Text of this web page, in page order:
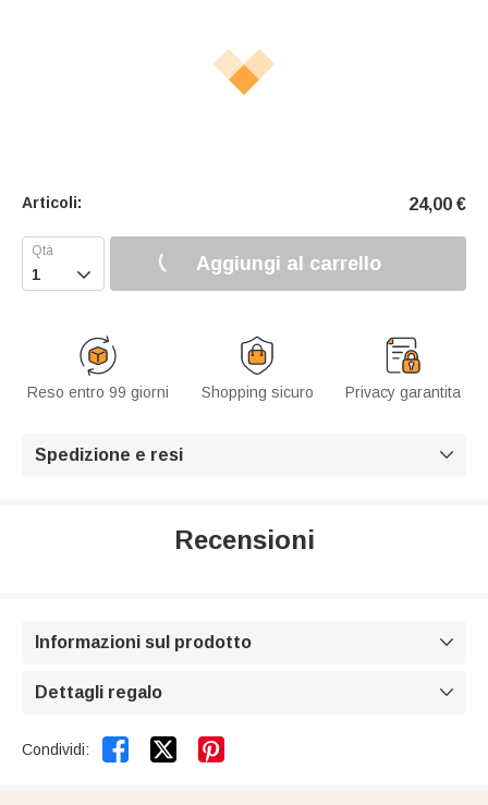
Articoli: 24,00 €
 Aggiungi al carrello
Reso entro 99 giorni Shopping sicuro Privacy garantita
Spedizione e resi 
Recensioni
Informazioni sul prodotto 
Dettagli regalo 
Condividi:  